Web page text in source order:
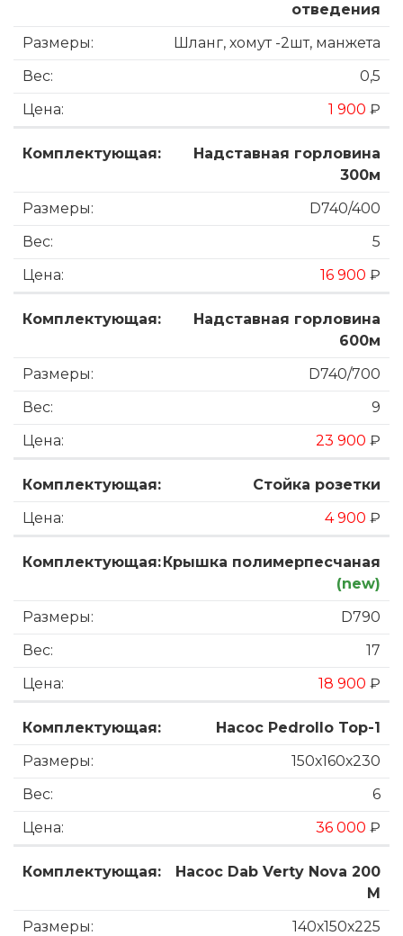
отведения
Шланг, хомут -2шт, манжета
0,5
1 900 ₽
Надставная горловина
300м
D740/400
5
16 900 ₽
Надставная горловина
600м
D740/700
9
23 900 ₽
Стойка розетки
4 900 ₽
Крышка полимерпесчаная
(new)
D790
17
18 900 ₽
Насос Pedrollo Top-1
150х160х230
6
36 000 ₽
Насос Dab Verty Nova 200
M
140х150х225